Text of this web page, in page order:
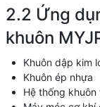
2.2 Ứng
khuôn
Khuôn dập kim
Khuôn ép nhựa
Hệ thống